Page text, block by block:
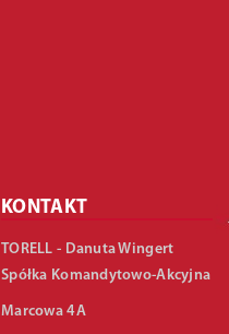
KONTAKT
TORELL - Danuta Wingert
Spółka Komandytowo-Akcyjna
Marcowa 4A